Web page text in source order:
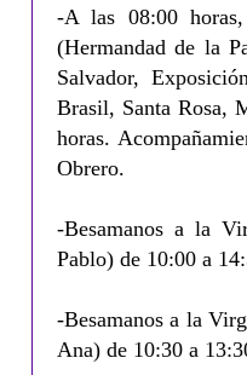
-A las 08:00
(Hermandad de la
Salvador,
Brasil, Santa Rosa,
horas.
Obrero.
-Besamanos a la
Pablo) de 10:00 a
-Besamanos a la
Ana) de 10:30 a